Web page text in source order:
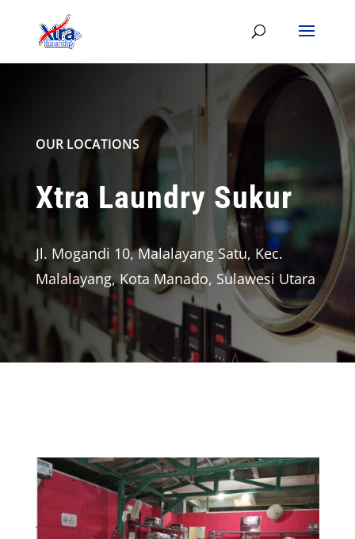
OUR LOCATIONS
Xtra Laundry Sukur
Jl. Mogandi 10, Malalayang Satu, Kec.
Malalayang, Kota Manado, Sulawesi Utara